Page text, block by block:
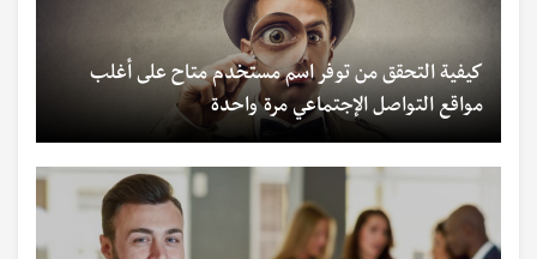
كيفية التحقق من توفر اسم مستخدم متاح على أغلب
مواقع التواصل الإجتماعي مرة واحدة